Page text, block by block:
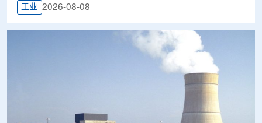
工业 2026-08-08